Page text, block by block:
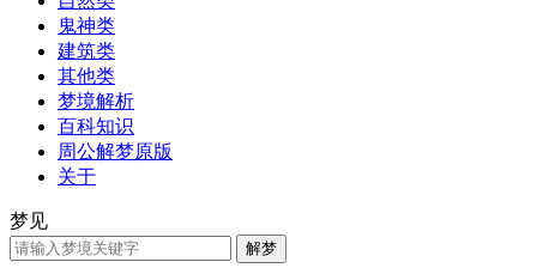
鬼神类
建筑类
其他类
梦境解析
百科知识
周公解梦原版
关于
梦见